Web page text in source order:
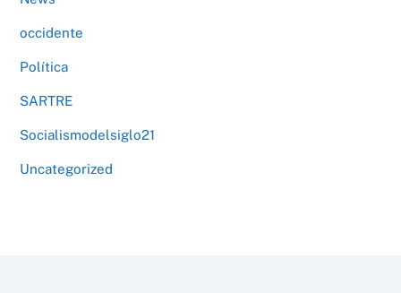
occidente
Política
SARTRE
Socialismodelsiglo21
Uncategorized